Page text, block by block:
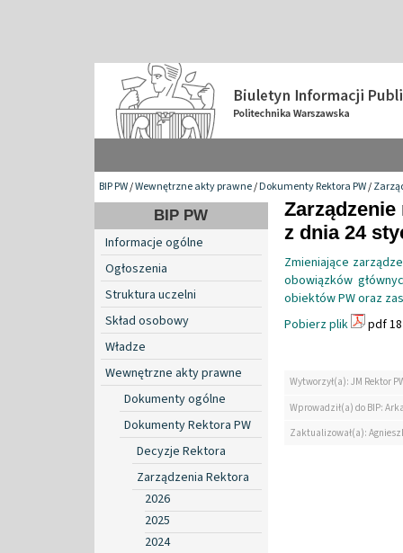
BIP PW/Wewnętrzne akty prawne/Dokumenty Rektora PW/
BIP PW
Informacje ogólne
Ogłoszenia
Struktura uczelni
Skład osobowy
Władze
Wewnętrzne akty prawne
Dokumenty ogólne
Dokumenty Rektora PW
Decyzje Rektora
Zarządzenia Rektora
2026
2025
2024
z dnia 24
Zmieniające
obowiązków
obiektów PW oraz
Pobierz plik
pdf
Wytworzył(a): JM Rektor
Wprowadził(a) do BIP:
Zaktualizował(a):